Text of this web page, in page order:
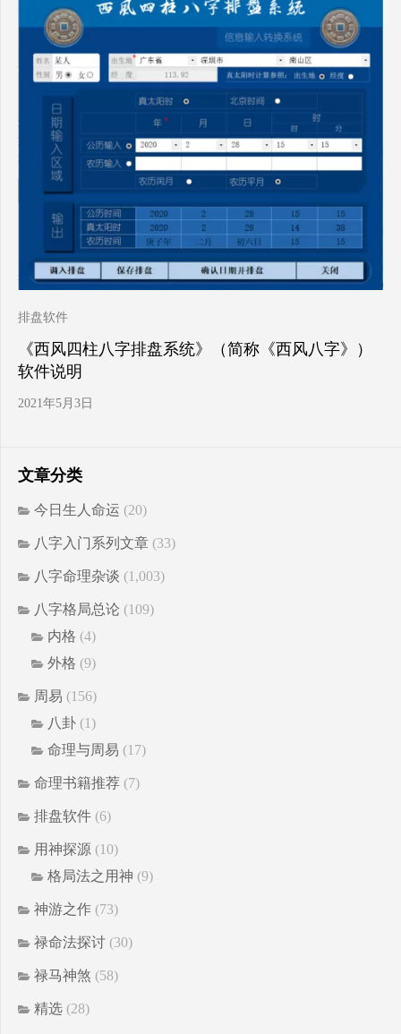
排盘软件
《西风四柱八字排盘系统》（简称《西风八字》）
软件说明
2021年5月3日
文章分类
今日生人命运 (20)
八字入门系列文章 (33)
八字命理杂谈 (1,003)
八字格局总论 (109)
内格 (4)
外格 (9)
周易 (156)
八卦 (1)
命理与周易 (17)
命理书籍推荐 (7)
排盘软件 (6)
用神探源 (10)
格局法之用神 (9)
神游之作 (73)
禄命法探讨 (30)
禄马神煞 (58)
精选 (28)